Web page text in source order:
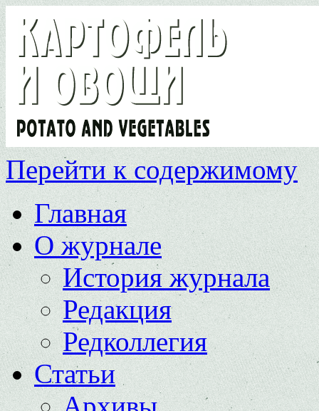
Перейти к содержимому
Главная
О журнале
История журнала
Редакция
Редколлегия
Статьи